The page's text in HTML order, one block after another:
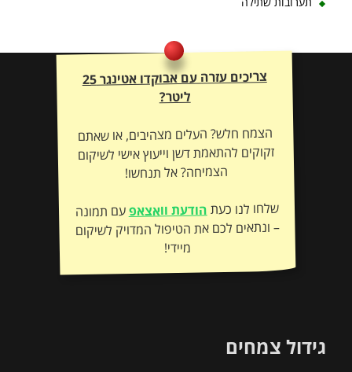
צריכים עזרה עם אבוקדו אטינגר 25
ליטר?
הצמח חלש? העלים מצהיבים, או שאתם
זקוקים להתאמת דשן וייעוץ אישי לשיקום
הצמיחה? אל תנחשו!
שלחו לנו כעתהודעת וואצאפעם תמונה
– ונתאים לכם את הטיפול המדויק לשיקום
מיידי!
גידול צמחים